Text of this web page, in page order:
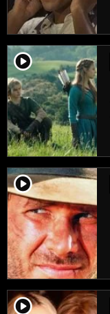
player2
player2
player2